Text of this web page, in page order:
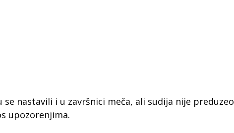
se nastavili i u završnici meča, ali sudija nije preduzeo
upozorenjima.